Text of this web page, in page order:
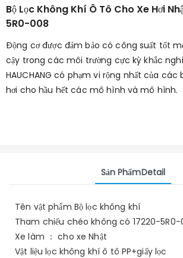
Bộ Lọc Không Khí Ô Tô Cho Xe Hơi
5R0-008
Động cơ được đảm bảo có công suất tốt
cậy trong các môi trường cực kỳ khắc
HAUCHANG có phạm vi rộng nhất của các
hơi cho hầu hết các mô hình và mô hình.
Sản PhẩmDetail
Tên vật phẩm Bộ lọc không khí
Tham chiếu chéo không có 17220-5R0-
Xe làm ： cho xe Nhật
Vật liệu lọc không khí ô tô PP+giấy lọc